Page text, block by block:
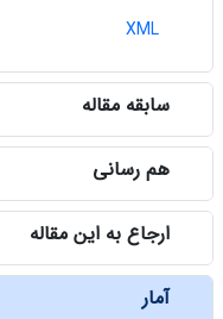
XML
سابقه مقاله
هم رسانی
ارجاع به این مقاله
آمار